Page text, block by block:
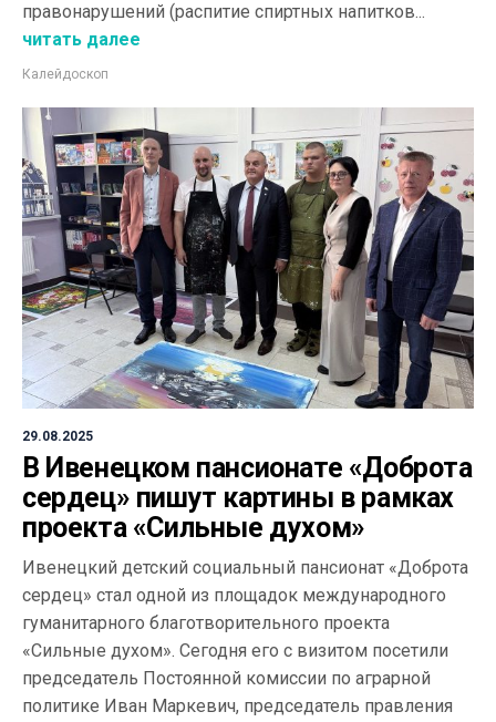
правонарушений (распитие спиртных напитков...
читать далее
Калейдоскоп
29.08.2025
В Ивенецком пансионате «Доброта
сердец» пишут картины в рамках
проекта «Сильные духом»
Ивенецкий детский социальный пансионат «Доброта
сердец» стал одной из площадок международного
гуманитарного благотворительного проекта
«Сильные духом». Сегодня его с визитом посетили
председатель Постоянной комиссии по аграрной
политике Иван Маркевич, председатель правления